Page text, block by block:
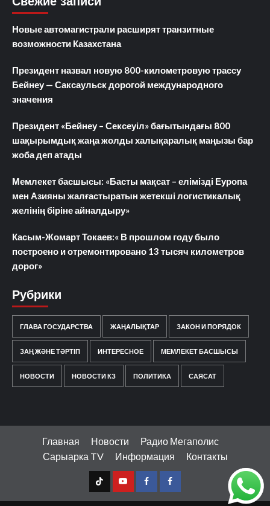
Новые автомагистрали расширят транзитные
возможности Казахстана
Президент назвал новую 800-километровую трассу
Бейнеу — Саксаульск дорогой международного
значения
Президент «Бейнеу – Сексеуіл» бағытындағы 800
шақырымдық жаңа жолды халықаралық маңызы бар
жоба деп атады
Мемлекет басшысы: «Басты мақсат – елімізді Еуропа
мен Азияны жалғастыратын жетекші логистикалық
желінің біріне айналдыру»
Касым-Жомарт Токаев:« В прошлом году было
построено и отремонтировано 13 тысяч километров
дорог»
Рубрики
ГЛАВА ГОСУДАРСТВА ЖАҢАЛЫҚТАР ЗАКОН И ПОРЯДОК
ЗАҢ ЖӘНЕ ТӘРТІП ИНТЕРЕСНОЕ МЕМЛЕКЕТ БАСШЫСЫ
НОВОСТИ НОВОСТИ КЗ ПОЛИТИКА САЯСАТ
Главная Новости
Радио Мегаполис
Сарыарка TV
Информация Контакты
TT Youtube
FB1 FB2